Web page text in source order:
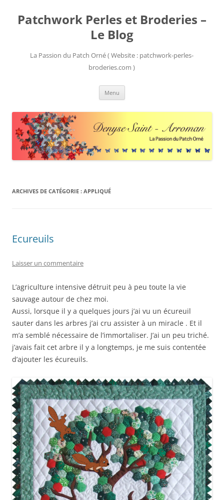
Patchwork Perles et Broderies –
Le Blog
La Passion du Patch Orné ( Website : patchwork-perles-
broderies.com )
Menu
ARCHIVES DE CATÉGORIE : APPLIQUÉ
Ecureuils
Laisser un commentaire
L’agriculture intensive détruit peu à peu toute la vie
sauvage autour de chez moi.
Aussi, lorsque il y a quelques jours j’ai vu un écureuil
sauter dans les arbres j’ai cru assister à un miracle . Et il
m’a semblé nécessaire de l’immortaliser. J’ai un peu triché.
j’avais fait cet arbre il y a longtemps, je me suis contentée
d’ajouter les écureuils.